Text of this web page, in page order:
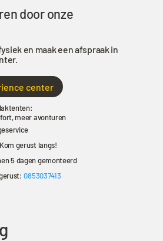
door onze
en maak een afspraak in
center
meer avonturen
gerust langs!
5 dagen gemonteerd
gerust:0853037413